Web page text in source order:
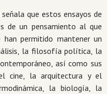
que estos ensayos de
de un pensamiento al que
permitido mantener un
la filosofía política, la
así como sus
cine, la arquitectura y el
la biología, la